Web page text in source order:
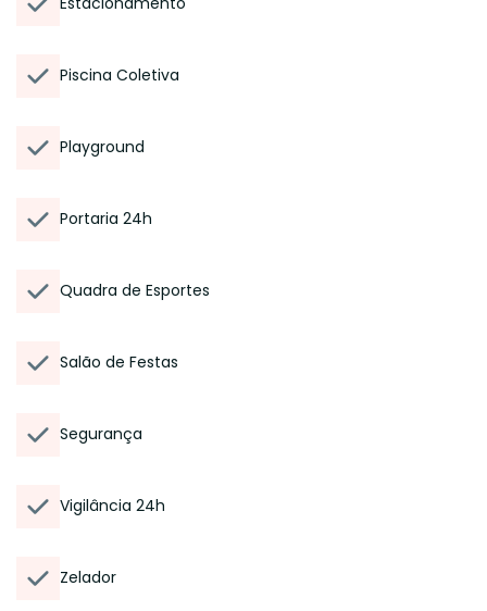
Piscina Coletiva
Playground
Portaria 24h
Quadra de Esportes
Salão de Festas
Segurança
Vigilância 24h
Zelador